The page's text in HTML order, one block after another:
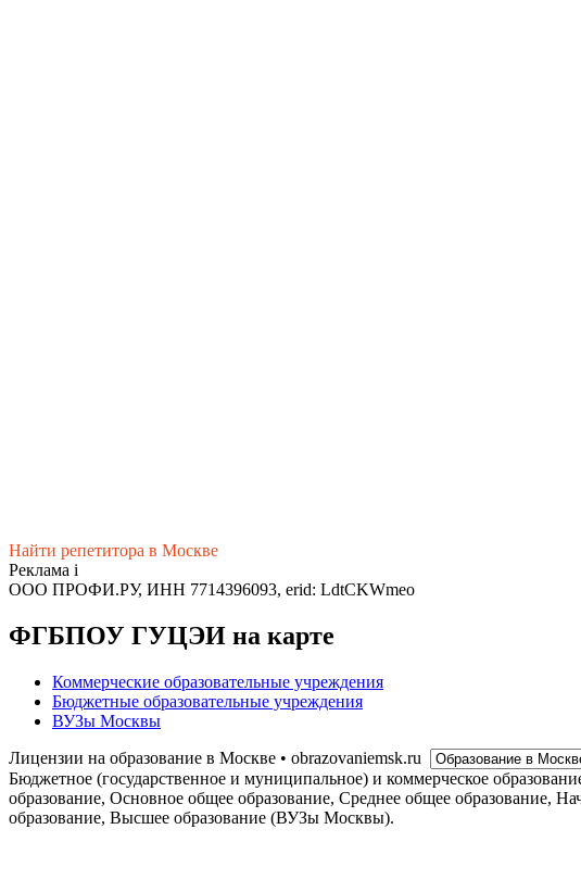
Найти репетитора в Москве
Реклама i
ООО ПРОФИ.РУ, ИНН 7714396093, erid: LdtCKWmeo
ФГБПОУ ГУЦЭИ на карте
Коммерческие образовательные учреждения
Бюджетные образовательные учреждения
ВУЗы Москвы
Лицензии на образование в Москве • obrazovaniemsk.ru
Бюджетное (государственное и муниципальное) и коммерческое
образование, Основное общее образование, Среднее общее образование,
образование, Высшее образование (ВУЗы Москвы).